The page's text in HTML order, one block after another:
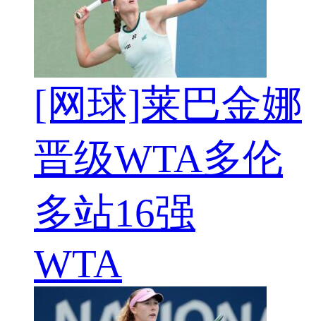
[网球]莱巴金娜
晋级WTA多伦
多站16强
WTA